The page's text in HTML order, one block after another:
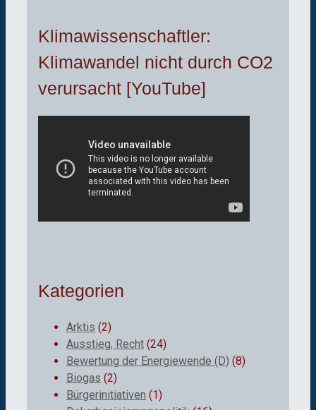
Klimawissenschaftler:
Klimawandel nicht durch CO2
verursacht [YouTube]
Kategorien
Arktis (2)
Ausstieg, Recht (24)
Bewertung der Energiewende (D) (8)
Biogas (2)
Bürgerinitiativen (1)